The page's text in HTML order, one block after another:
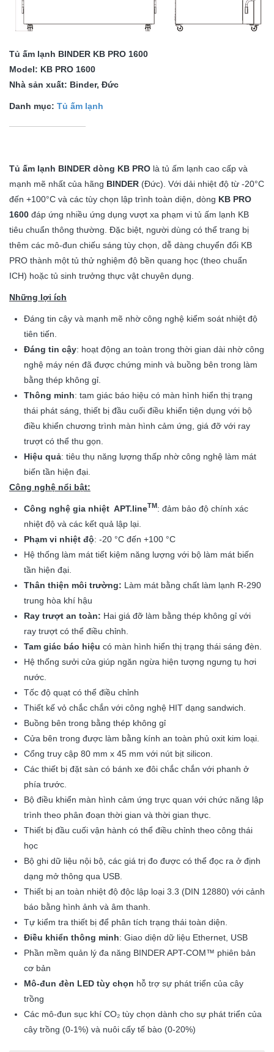
Tủ ấm lạnh BINDER KB PRO 1600
Model: KB PRO 1600
Nhà sản xuất: Binder, Đức
Danh mục: Tủ ấm lạnh
Tủ ấm lạnh BINDER dòng KB PRO là tủ ấm lạnh cao cấp và
mạnh mẽ nhất của hãng BINDER (Đức). Với dải nhiệt độ từ -20°C
đến +100°C và các tùy chọn lập trình toàn diện, dòng KB PRO
1600 đáp ứng nhiều ứng dụng vượt xa phạm vi tủ ấm lạnh KB
tiêu chuẩn thông thường. Đặc biệt, người dùng có thể trang bị
thêm các mô-đun chiếu sáng tùy chọn, dễ dàng chuyển đổi KB
PRO thành một tủ thử nghiệm độ bền quang học (theo chuẩn
ICH) hoặc tủ sinh trưởng thực vật chuyên dụng.
Những lợi ích
Đáng tin cậy và mạnh mẽ nhờ công nghệ kiểm soát nhiệt độ
tiên tiến.
Đáng tin cậy: hoạt động an toàn trong thời gian dài nhờ công
nghệ máy nén đã được chứng minh và buồng bên trong làm
bằng thép không gỉ.
Thông minh: tam giác báo hiệu có màn hình hiển thị trạng
thái phát sáng, thiết bị đầu cuối điều khiển tiện dụng với bộ
điều khiển chương trình màn hình cảm ứng, giá đỡ với ray
trượt có thể thu gọn.
Hiệu quả: tiêu thụ năng lượng thấp nhờ công nghệ làm mát
biến tần hiện đại.
Công nghệ nổi bật:
Công nghệ gia nhiệt APT.lineTM : đảm bảo độ chính xác
nhiệt độ và các kết quả lập lại.
Phạm vi nhiệt độ: -20 °C đến +100 °C
Hệ thống làm mát tiết kiệm năng lượng với bộ làm mát biến
tần hiện đại.
Thân thiện môi trường: Làm mát bằng chất làm lạnh R-290
trung hòa khí hậu
Ray trượt an toàn: Hai giá đỡ làm bằng thép không gỉ với
ray trượt có thể điều chỉnh.
Tam giác báo hiệu có màn hình hiển thị trạng thái sáng đèn.
Hệ thống sưởi cửa giúp ngăn ngừa hiện tượng ngưng tụ hơi
nước.
Tốc độ quạt có thể điều chỉnh
Thiết kế vỏ chắc chắn với công nghệ HIT dạng sandwich.
Buồng bên trong bằng thép không gỉ
Cửa bên trong được làm bằng kính an toàn phủ oxit kim loại.
Cổng truy cập 80 mm x 45 mm với nút bịt silicon.
Các thiết bị đặt sàn có bánh xe đôi chắc chắn với phanh ở
phía trước.
Bộ điều khiển màn hình cảm ứng trực quan với chức năng lập
trình theo phân đoạn thời gian và thời gian thực.
Thiết bị đầu cuối vận hành có thể điều chỉnh theo công thái
học
Bộ ghi dữ liệu nội bộ, các giá trị đo được có thể đọc ra ở định
dạng mở thông qua USB.
Thiết bị an toàn nhiệt độ độc lập loại 3.3 (DIN 12880) với cảnh
báo bằng hình ảnh và âm thanh.
Tự kiểm tra thiết bị để phân tích trạng thái toàn diện.
Điều khiển thông minh: Giao diện dữ liệu Ethernet, USB
Phần mềm quản lý đa năng BINDER APT-COM™ phiên bản
cơ bản
Mô-đun đèn LED tùy chọn hỗ trợ sự phát triển của cây
trồng
Các mô-đun sục khí CO₂ tùy chọn dành cho sự phát triển của
cây trồng (0-1%) và nuôi cấy tế bào (0-20%)